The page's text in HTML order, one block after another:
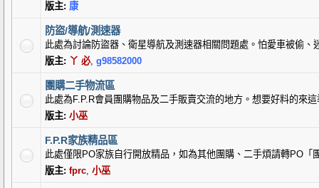
版主: 康
防盜/導航/測速器
此處為討論防盜器、衛星導航及測速器相關問題處。怕愛車被偷、
版主: 丫 必, g98582000
團購二手物流區
此處為F.P.R會員團購物品及二手販賣交流的地方。想要好料的來
版主: 小巫
F.P.R家族精品區
此處僅限PO家族自行開放精品，如為其他團購、二手煩請轉PO「
版主: fprc, 小巫